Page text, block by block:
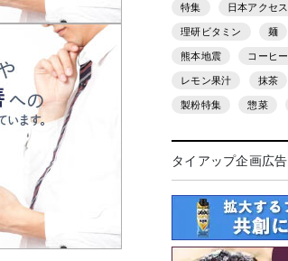
特集 日本アクセス
理研ビタミン 麺
熊本地震 コーヒー
レモン果汁 抹茶
製粉特集 惣菜
タイアップ企画広告